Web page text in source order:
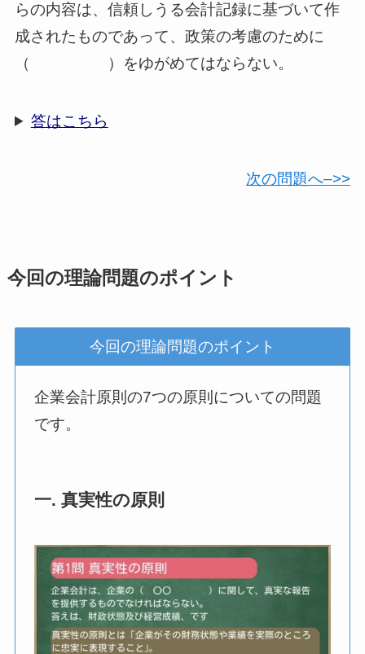
らの内容は、信頼しうる会計記録に基づいて作
成されたものであって、政策の考慮のために
（ ）をゆがめてはならない。
答はこちら
次の問題へ–>>
今回の理論問題のポイント
今回の理論問題のポイント
企業会計原則の7つの原則についての問題
です。
一. 真実性の原則